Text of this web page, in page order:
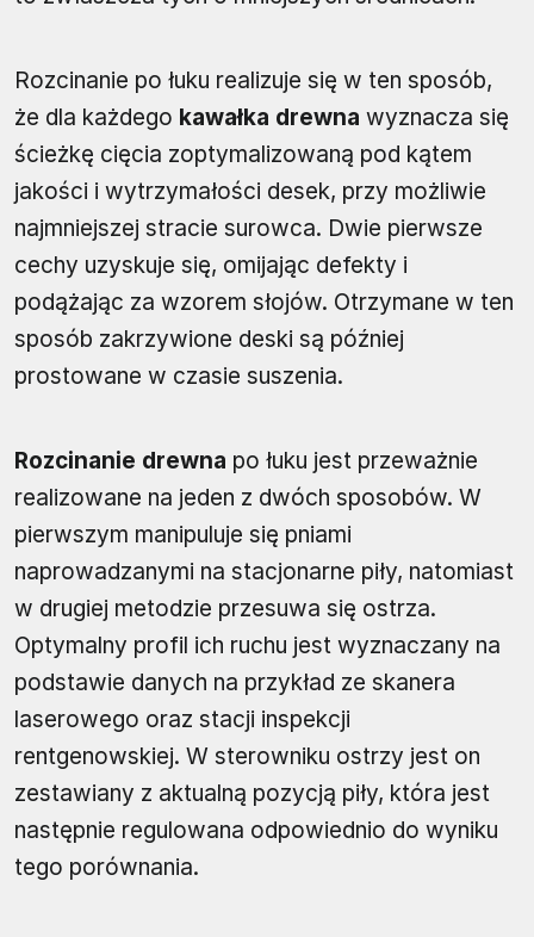
Rozcinanie po łuku realizuje się w ten sposób,
że dla każdego kawałka drewna wyznacza się
ścieżkę cięcia zoptymalizowaną pod kątem
jakości i wytrzymałości desek, przy możliwie
najmniejszej stracie surowca. Dwie pierwsze
cechy uzyskuje się, omijając defekty i
podążając za wzorem słojów. Otrzymane w ten
sposób zakrzywione deski są później
prostowane w czasie suszenia.
Rozcinanie drewna po łuku jest przeważnie
realizowane na jeden z dwóch sposobów. W
pierwszym manipuluje się pniami
naprowadzanymi na stacjonarne piły, natomiast
w drugiej metodzie przesuwa się ostrza.
Optymalny profil ich ruchu jest wyznaczany na
podstawie danych na przykład ze skanera
laserowego oraz stacji inspekcji
rentgenowskiej. W sterowniku ostrzy jest on
zestawiany z aktualną pozycją piły, która jest
następnie regulowana odpowiednio do wyniku
tego porównania.